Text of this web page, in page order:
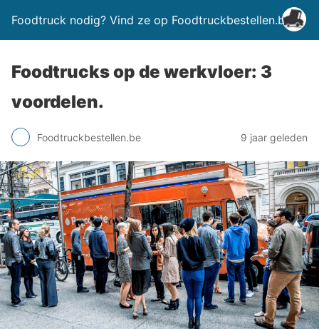
Foodtruck nodig? Vind ze op Foodtruckbestellen.be
Foodtrucks op de werkvloer: 3
voordelen.
Foodtruckbestellen.be 9 jaar geleden